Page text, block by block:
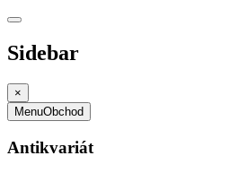
Sidebar
×
MenuObchod
Antikvariát